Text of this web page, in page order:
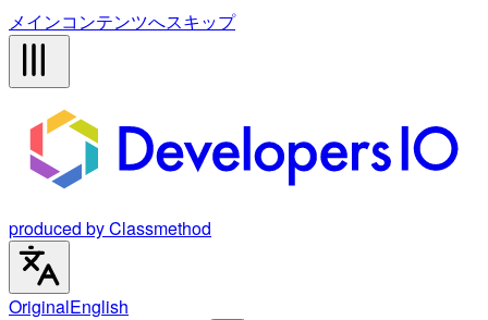
メインコンテンツへスキップ
produced by Classmethod
OriginalEnglish